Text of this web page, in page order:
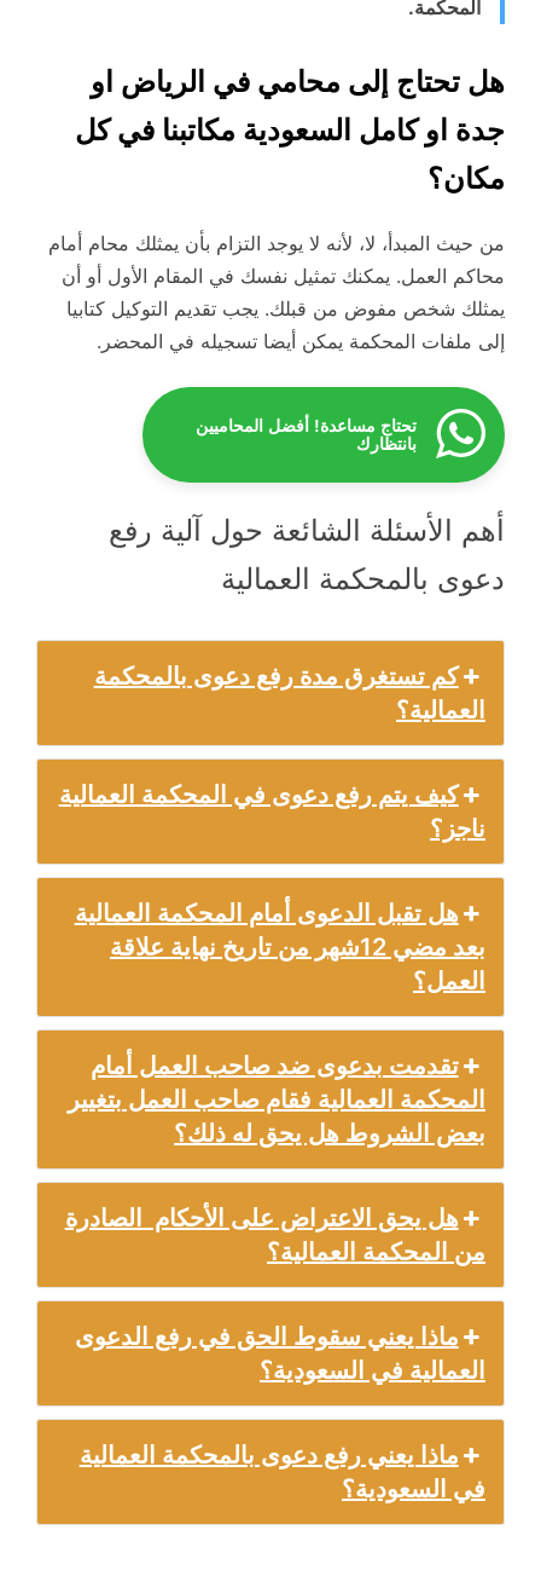
المحكمة.
هل تحتاج إلى محامي في الرياض او
جدة او كامل السعودية مكاتبنا في كل
مكان؟
من حيث المبدأ، لا، لأنه لا يوجد التزام بأن يمثلك محام أمام
محاكم العمل. يمكنك تمثيل نفسك في المقام الأول أو أن
يمثلك شخص مفوض من قبلك. يجب تقديم التوكيل كتابيا
إلى ملفات المحكمة يمكن أيضا تسجيله في المحضر.
تحتاج مساعدة! أفضل المحاميين
بانتظارك
أهم الأسئلة الشائعة حول آلية رفع
دعوى بالمحكمة العمالية
كم تستغرق مدة رفع دعوى بالمحكمة
العمالية؟
كيف يتم رفع دعوى في المحكمة العمالية
ناجز؟
هل تقبل الدعوى أمام المحكمة العمالية
بعد مضي 12شهر من تاريخ نهاية علاقة
العمل؟
تقدمت بدعوى ضد صاحب العمل أمام
المحكمة العمالية فقام صاحب العمل بتغيير
بعض الشروط هل يحق له ذلك؟
هل يحق الاعتراض على الأحكام الصادرة
من المحكمة العمالية؟
ماذا يعني سقوط الحق في رفع الدعوى
العمالية في السعودية؟
ماذا يعني رفع دعوى بالمحكمة العمالية
في السعودية؟